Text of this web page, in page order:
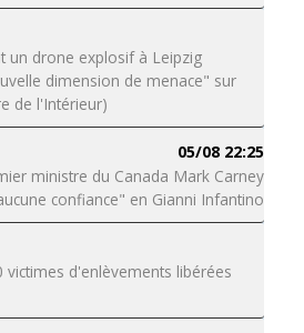
un drone explosif à Leipzig
dimension de menace" sur
de l'Intérieur)
05/08 22:25
ministre du Canada Mark Carney
confiance" en Gianni Infantino
victimes d'enlèvements libérées